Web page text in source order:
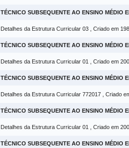
TÉCNICO SUBSEQUENTE AO ENSINO MÉDIO
Detalhes da Estrutura Curricular 03 , Criado em
TÉCNICO SUBSEQUENTE AO ENSINO MÉDIO
Detalhes da Estrutura Curricular 01 , Criado em
TÉCNICO SUBSEQUENTE AO ENSINO MÉDIO
Detalhes da Estrutura Curricular 772017 , Criado
TÉCNICO SUBSEQUENTE AO ENSINO MÉDIO
Detalhes da Estrutura Curricular 01 , Criado em
TÉCNICO SUBSEQUENTE AO ENSINO MÉDIO